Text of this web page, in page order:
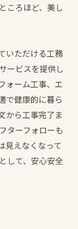
ころほど、美し
いただける工務
ービスを提供し
ォーム工事、エ
で健康的に暮ら
から工事完了ま
ターフォローも
見えなくなって
して、安心安全